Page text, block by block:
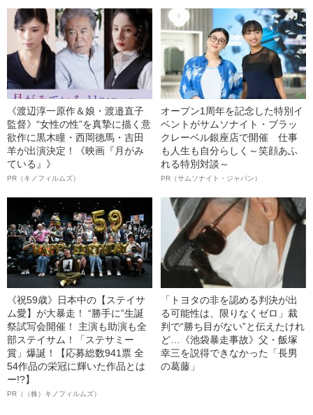
《渡辺淳一原作＆娘・渡邉直子
監督》“女性の性”を真摯に描く意
欲作に黒木瞳・西岡德馬・吉田
羊が出演決定！《映画『月がみ
ている』》
PR（キノフィルムズ）
オープン1周年を記念した特別イ
ベントがサムソナイト・ブラッ
クレーベル銀座店で開催 仕事
も人生も自分らしく～笑顔あふ
れる特別対談～
PR（サムソナイト・ジャパン）
《祝59歳》日本中の【ステイサ
ム愛】が大暴走！ “勝手に”生誕
祭試写会開催！ 主演も助演も全
部ステイサム！「ステサミー
賞」爆誕！【応募総数941票 全
54作品の栄冠に輝いた作品とは
ー!?】
PR（（株）キノフィルムズ）
「トヨタの非を認める判決が出
る可能性は、限りなくゼロ」裁
判で“勝ち目がない”と伝えたけれ
ど…《池袋暴走事故》父・飯塚
幸三を説得できなかった「長男
の葛藤」